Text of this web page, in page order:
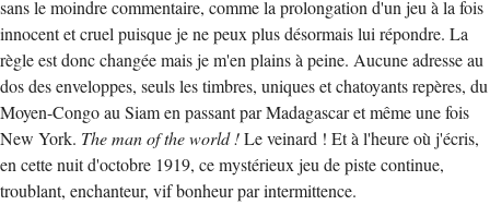
sans le moindre commentaire, comme la prolongation d'un jeu à la fois
innocent et cruel puisque je ne peux plus désormais lui répondre. La
règle est donc changée mais je m'en plains à peine. Aucune adresse au
dos des enveloppes, seuls les timbres, uniques et chatoyants repères, du
Moyen-Congo au Siam en passant par Madagascar et même une fois
New York. The man of the world !Le veinard ! Et à l'heure où j'écris,
en cette nuit d'octobre 1919, ce mystérieux jeu de piste continue,
troublant, enchanteur, vif bonheur par intermittence.